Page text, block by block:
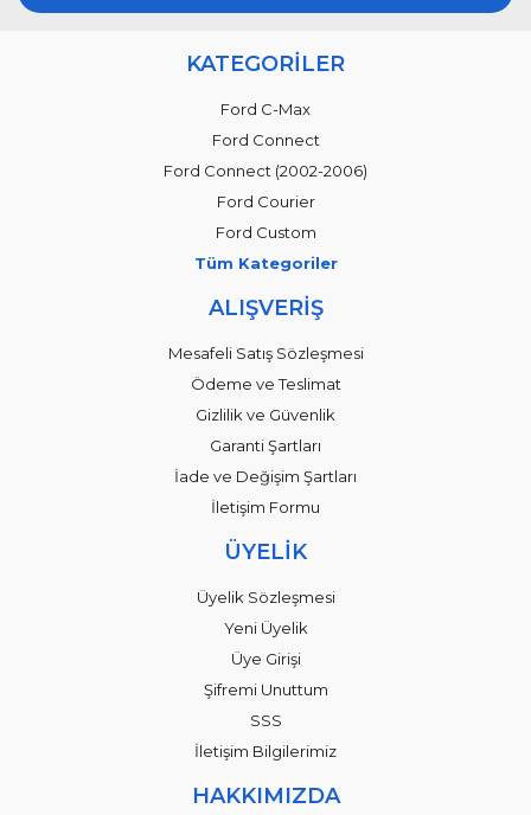
KATEGORİLER
Ford C-Max
Ford Connect
Ford Connect (2002-2006)
Ford Courier
Ford Custom
Tüm Kategoriler
ALIŞVERİŞ
Mesafeli Satış Sözleşmesi
Ödeme ve Teslimat
Gizlilik ve Güvenlik
Garanti Şartları
İade ve Değişim Şartları
İletişim Formu
ÜYELİK
Üyelik Sözleşmesi
Yeni Üyelik
Üye Girişi
Şifremi Unuttum
SSS
İletişim Bilgilerimiz
HAKKIMIZDA